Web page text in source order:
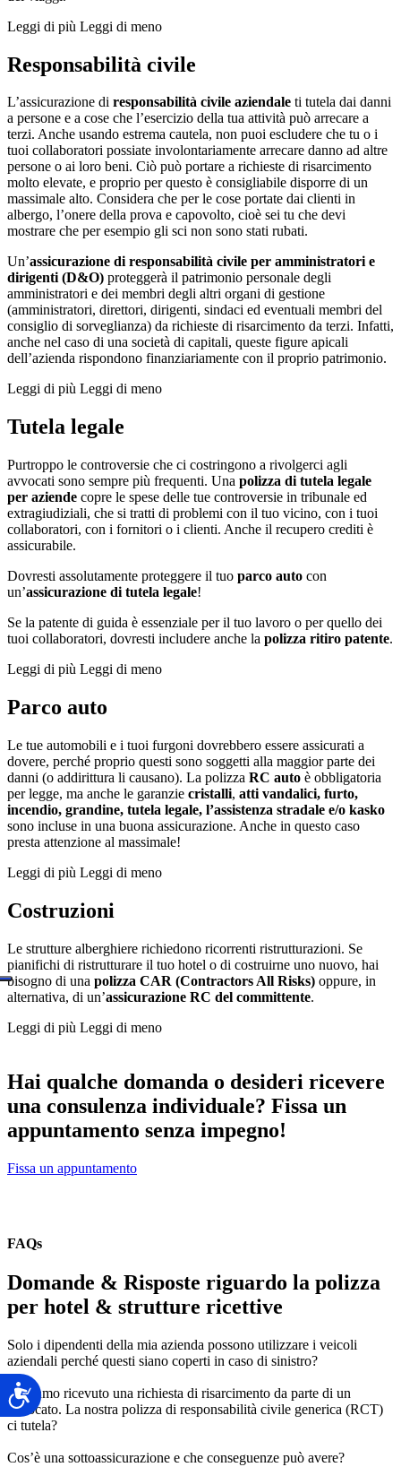
Accessibilità
Leggi di più Leggi di meno
Responsabilità civile
L’assicurazione di responsabilità civile aziendale ti tutela dai danni
a persone e a cose che l’esercizio della tua attività può arrecare a
terzi. Anche usando estrema cautela, non puoi escludere che tu o i
tuoi collaboratori possiate involontariamente arrecare danno ad altre
persone o ai loro beni. Ciò può portare a richieste di risarcimento
molto elevate, e proprio per questo è consigliabile disporre di un
massimale alto. Considera che per le cose portate dai clienti in
albergo, l’onere della prova e capovolto, cioè sei tu che devi
mostrare che per esempio gli sci non sono stati rubati.
Un’assicurazione di responsabilità civile per amministratori e
dirigenti (D&O) proteggerà il patrimonio personale degli
amministratori e dei membri degli altri organi di gestione
(amministratori, direttori, dirigenti, sindaci ed eventuali membri del
consiglio di sorveglianza) da richieste di risarcimento da terzi. Infatti,
anche nel caso di una società di capitali, queste figure apicali
dell’azienda rispondono finanziariamente con il proprio patrimonio.
Leggi di più Leggi di meno
Tutela legale
Purtroppo le controversie che ci costringono a rivolgerci agli
avvocati sono sempre più frequenti. Una polizza di tutela legale
per aziende copre le spese delle tue controversie in tribunale ed
extragiudiziali, che si tratti di problemi con il tuo vicino, con i tuoi
collaboratori, con i fornitori o i clienti. Anche il recupero crediti è
assicurabile.
Dovresti assolutamente proteggere il tuo parco auto con
un’assicurazione di tutela legale!
Se la patente di guida è essenziale per il tuo lavoro o per quello dei
tuoi collaboratori, dovresti includere anche la polizza ritiro patente.
Leggi di più Leggi di meno
Parco auto
Le tue automobili e i tuoi furgoni dovrebbero essere assicurati a
dovere, perché proprio questi sono soggetti alla maggior parte dei
danni (o addirittura li causano). La polizza RC auto è obbligatoria
per legge, ma anche le garanzie cristalli, atti vandalici, furto,
incendio, grandine, tutela legale, l’assistenza stradale e/o kasko
sono incluse in una buona assicurazione. Anche in questo caso
presta attenzione al massimale!
Leggi di più Leggi di meno
Costruzioni
Le strutture alberghiere richiedono ricorrenti ristrutturazioni. Se
pianifichi di ristrutturare il tuo hotel o di costruirne uno nuovo, hai
bisogno di una polizza CAR (Contractors All Risks) oppure, in
alternativa, di un’assicurazione RC del committente.
Leggi di più Leggi di meno
Hai qualche domanda o desideri ricevere
una consulenza individuale? Fissa un
appuntamento senza impegno!
Fissa un appuntamento
FAQs
Domande & Risposte riguardo la polizza
per hotel & strutture ricettive
Solo i dipendenti della mia azienda possono utilizzare i veicoli
aziendali perché questi siano coperti in caso di sinistro?
Abbiamo ricevuto una richiesta di risarcimento da parte di un
avvocato. La nostra polizza di responsabilità civile generica (RCT)
ci tutela?
Cos’è una sottoassicurazione e che conseguenze può avere?